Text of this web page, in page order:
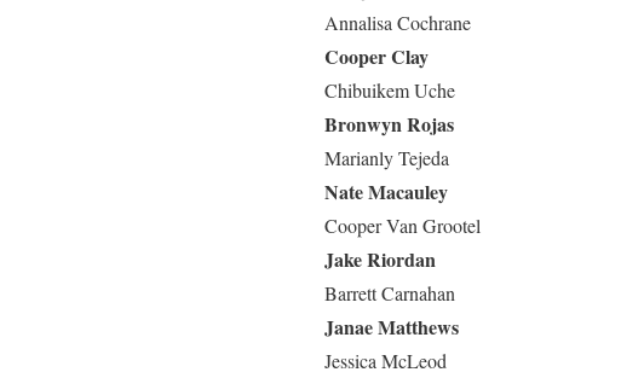
Annalisa Cochrane
Cooper Clay
Chibuikem Uche
Bronwyn Rojas
Marianly Tejeda
Nate Macauley
Cooper Van Grootel
Jake Riordan
Barrett Carnahan
Janae Matthews
Jessica McLeod